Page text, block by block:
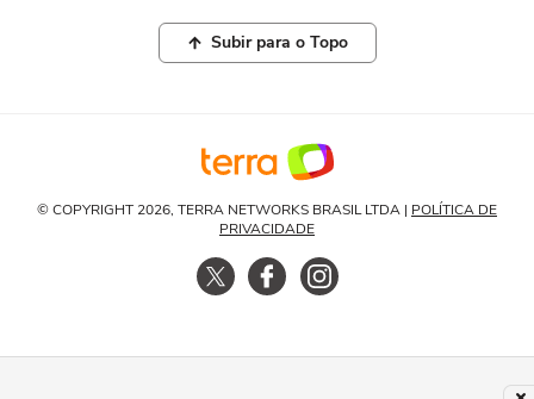
Subir para o Topo
© COPYRIGHT 2026, TERRA NETWORKS BRASIL LTDA | POLÍTICA DE
PRIVACIDADE